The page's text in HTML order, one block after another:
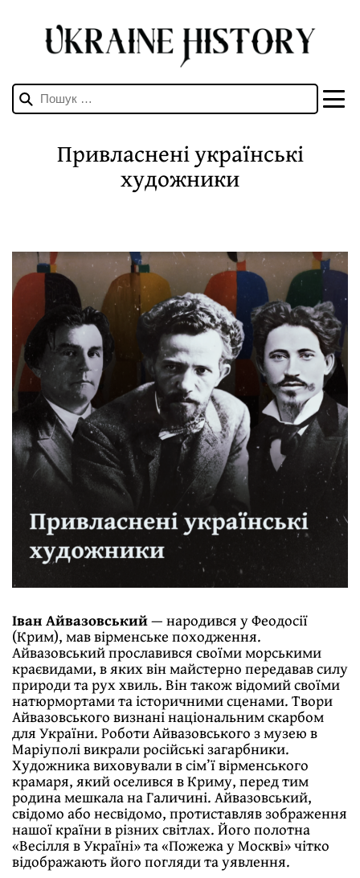
Пошук:
Привласнені українські
художники
Іван Айвазовський— народився у Феодосії
(Крим), мав вірменське походження.
Айвазовський прославився своїми морськими
краєвидами, в яких він майстерно передавав силу
природи та рух хвиль. Він також відомий своїми
натюрмортами та історичними сценами. Твори
Айвазовського визнані національним скарбом
для України. Роботи Айвазовського з музею в
Маріуполі викрали російські загарбники.
Художника виховували в сім’ї вірменського
крамаря, який оселився в Криму, перед тим
родина мешкала на Галичині. Айвазовський,
свідомо або несвідомо, протиставляв зображення
нашої країни в різних світлах. Його полотна
«Весілля в Україні» та «Пожежа у Москві» чітко
відображають його погляди та уявлення.